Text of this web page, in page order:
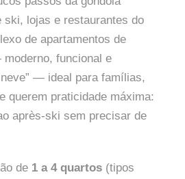
ski, lojas e restaurantes do
de apartamentos de
funcional e
— ideal para famílias,
querem praticidade máxima:
après-ski sem precisar de
de 1 a 4 quartos (tipos